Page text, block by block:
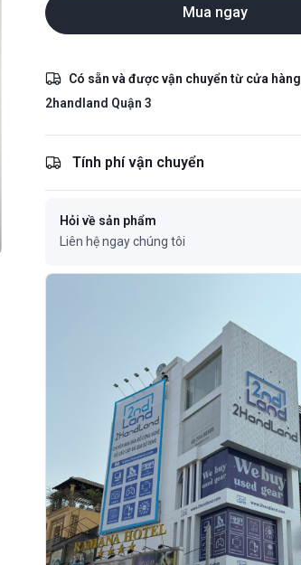
Mua ngay
Có sẵn và được vận chuyển từ cửa hàng
2handland Quận 3
Tính phí vận chuyển
Hỏi về sản phẩm
Liên hệ ngay chúng tôi